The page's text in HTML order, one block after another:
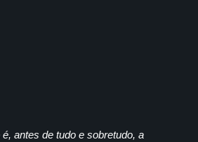
é, antes de tudo e sobretudo, a